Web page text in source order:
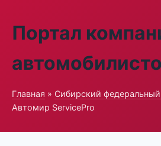
Портал
Главная » Сибирский федеральный
Автомир ServicePro